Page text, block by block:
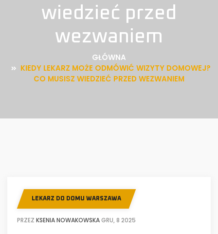
wiedzieć przed
wezwaniem
GŁÓWNA
KIEDY LEKARZ MOŻE ODMÓWIĆ WIZYTY DOMOWEJ?
CO MUSISZ WIEDZIEĆ PRZED WEZWANIEM
LEKARZ DO DOMU WARSZAWA
PRZEZ KSENIA NOWAKOWSKAGRU, 8 2025